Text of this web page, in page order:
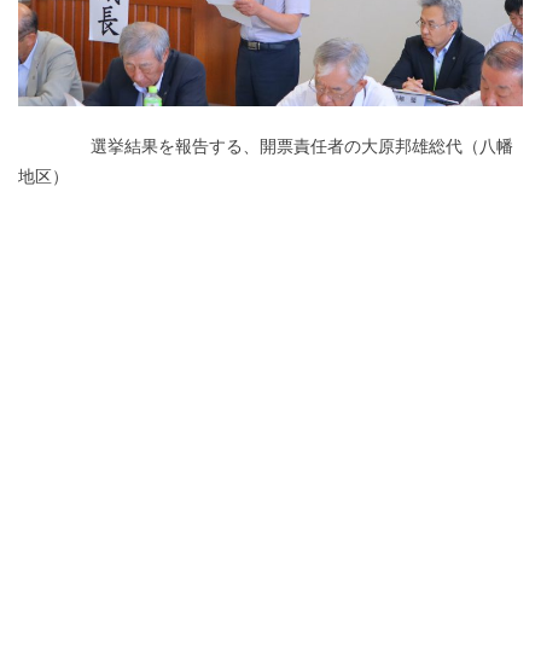
選挙結果を報告する、開票責任者の大原邦雄総代（八幡
地区）